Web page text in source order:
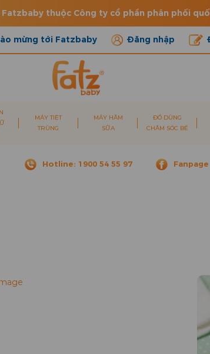
thuộc Công ty cổ phần phân phối
mừng tới Fatzbaby Đăng nhập
MÁY TIỆT
TRÙNG
MÁY HÂM
SỮA
ĐỒ DÙNG
CHĂM SÓC BÉ
Hotline: 1900 54 55 97